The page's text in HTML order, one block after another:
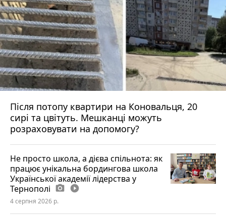
Після потопу квартири на Коновальця, 20
сирі та цвітуть. Мешканці можуть
розраховувати на допомогу?
Не просто школа, а дієва спільнота: як
працює унікальна бордингова школа
Української академії лідерства у
Тернополі photo_camera play_circle_filled
4 серпня 2026 р.